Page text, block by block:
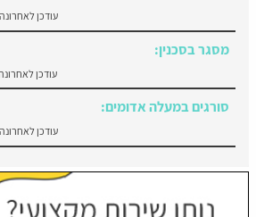
עודכן
מסגר בסכנין:
עודכן
סורגים במעלה אדומים:
עודכן